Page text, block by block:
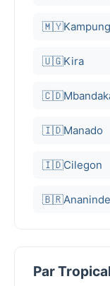
🇲🇾
🇺🇬Kira
🇨🇩
🇮🇩Manado
🇮🇩Cilegon
🇧🇷
Par